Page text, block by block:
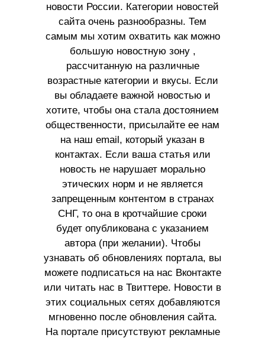
новости России. Категории новостей
сайта очень разнообразны. Тем
самым мы хотим охватить как можно
большую новостную зону ,
рассчитанную на различные
возрастные категории и вкусы. Если
вы обладаете важной новостью и
хотите, чтобы она стала достоянием
общественности, присылайте ее нам
на наш email, который указан в
контактах. Если ваша статья или
новость не нарушает морально
этических норм и не является
запрещенным контентом в странах
СНГ, то она в кротчайшие сроки
будет опубликована с указанием
автора (при желании). Чтобы
узнавать об обновлениях портала, вы
можете подписаться на нас Вконтакте
или читать нас в Твиттере. Новости в
этих социальных сетях добавляются
мгновенно после обновления сайта.
На портале присутствуют рекламные